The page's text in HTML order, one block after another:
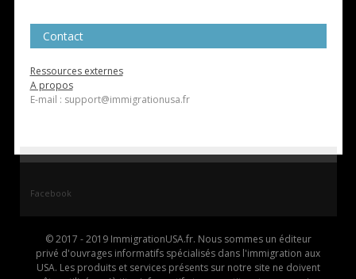
Contact
Ressources externes
A propos
E-mail : support@immigrationusa.fr
Facebook
© 2017 - 2019 ImmigrationUSA.fr. Nous sommes un éditeur
privé d'ouvrages informatifs spécialisés dans l'immigration aux
USA. Les produits et services présents sur notre site ne doivent